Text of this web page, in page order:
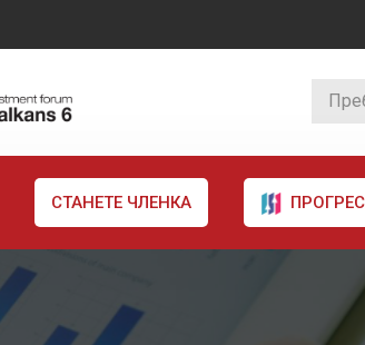
СТАНЕТЕ ЧЛЕНКА